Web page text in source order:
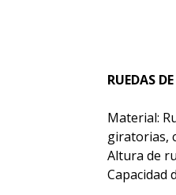
RUEDAS
Material:
giratorias,
Altura de
Capacidad